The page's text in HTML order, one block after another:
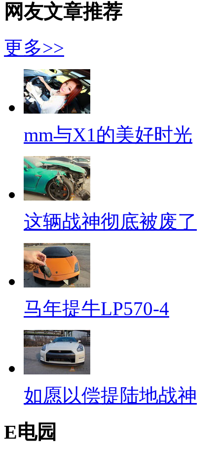
网友文章推荐
更多>>
mm与X1的美好时光
这辆战神彻底被废了
马年提牛LP570-4
如愿以偿提陆地战神
E电园